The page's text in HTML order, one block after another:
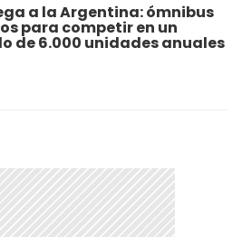
a la Argentina: ómnibus
para competir en un
de 6.000 unidades anuales